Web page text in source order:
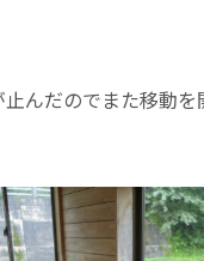
んだのでまた移動を